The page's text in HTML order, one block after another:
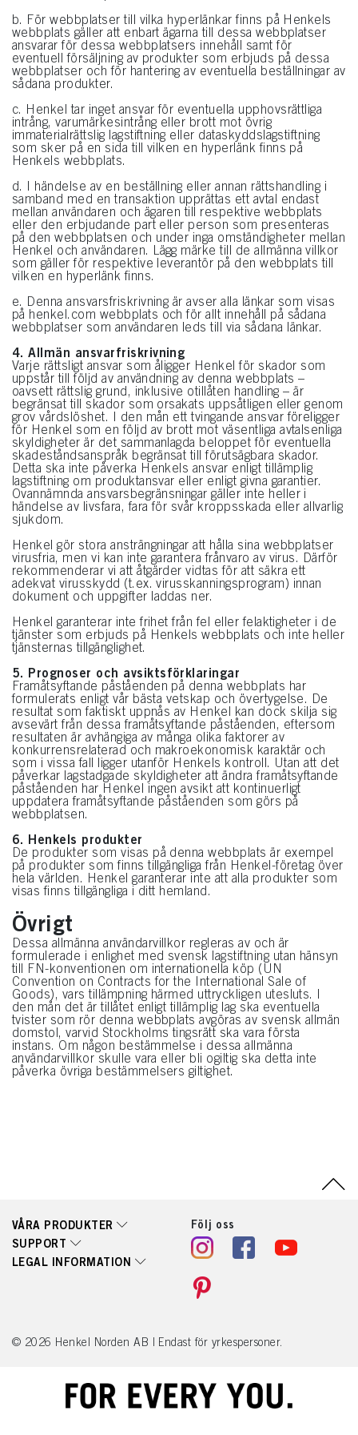
b. För webbplatser till vilka hyperlänkar finns på Henkels
webbplats gäller att enbart ägarna till dessa webbplatser
ansvarar för dessa webbplatsers innehåll samt för
eventuell försäljning av produkter som erbjuds på dessa
webbplatser och för hantering av eventuella beställningar av
sådana produkter.
c. Henkel tar inget ansvar för eventuella upphovsrättliga
intrång, varumärkesintrång eller brott mot övrig
immaterialrättslig lagstiftning eller dataskyddslagstiftning
som sker på en sida till vilken en hyperlänk finns på
Henkels webbplats.
d. I händelse av en beställning eller annan rättshandling i
samband med en transaktion upprättas ett avtal endast
mellan användaren och ägaren till respektive webbplats
eller den erbjudande part eller person som presenteras
på den webbplatsen och under inga omständigheter mellan
Henkel och användaren. Lägg märke till de allmänna villkor
som gäller för respektive leverantör på den webbplats till
vilken en hyperlänk finns.
e. Denna ansvarsfriskrivning är avser alla länkar som visas
på henkel.com webbplats och för allt innehåll på sådana
webbplatser som användaren leds till via sådana länkar.
4. Allmän ansvarfriskrivning
Varje rättsligt ansvar som åligger Henkel för skador som
uppstår till följd av användning av denna webbplats –
oavsett rättslig grund, inklusive otillåten handling – är
begränsat till skador som orsakats uppsåtligen eller genom
grov vårdslöshet. I den mån ett tvingande ansvar föreligger
för Henkel som en följd av brott mot väsentliga avtalsenliga
skyldigheter är det sammanlagda beloppet för eventuella
skadeståndsanspråk begränsat till förutsägbara skador.
Detta ska inte påverka Henkels ansvar enligt tillämplig
lagstiftning om produktansvar eller enligt givna garantier.
Ovannämnda ansvarsbegränsningar gäller inte heller i
händelse av livsfara, fara för svår kroppsskada eller allvarlig
sjukdom.
Henkel gör stora ansträngningar att hålla sina webbplatser
virusfria, men vi kan inte garantera frånvaro av virus. Därför
rekommenderar vi att åtgärder vidtas för att säkra ett
adekvat virusskydd (t.ex. virusskanningsprogram) innan
dokument och uppgifter laddas ner.
Henkel garanterar inte frihet från fel eller felaktigheter i de
tjänster som erbjuds på Henkels webbplats och inte heller
tjänsternas tillgänglighet.
5. Prognoser och avsiktsförklaringar
Framåtsyftande påståenden på denna webbplats har
formulerats enligt vår bästa vetskap och övertygelse. De
resultat som faktiskt uppnås av Henkel kan dock skilja sig
avsevärt från dessa framåtsyftande påståenden, eftersom
resultaten är avhängiga av många olika faktorer av
konkurrensrelaterad och makroekonomisk karaktär och
som i vissa fall ligger utanför Henkels kontroll. Utan att det
påverkar lagstadgade skyldigheter att ändra framåtsyftande
påståenden har Henkel ingen avsikt att kontinuerligt
uppdatera framåtsyftande påståenden som görs på
webbplatsen.
6. Henkels produkter
De produkter som visas på denna webbplats är exempel
på produkter som finns tillgängliga från Henkel-företag över
hela världen. Henkel garanterar inte att alla produkter som
visas finns tillgängliga i ditt hemland.
Övrigt
Dessa allmänna användarvillkor regleras av och är
formulerade i enlighet med svensk lagstiftning utan hänsyn
till FN-konventionen om internationella köp (UN
Convention on Contracts for the International Sale of
Goods), vars tillämpning härmed uttryckligen utesluts. I
den mån det är tillåtet enligt tillämplig lag ska eventuella
tvister som rör denna webbplats avgöras av svensk allmän
domstol, varvid Stockholms tingsrätt ska vara första
instans. Om någon bestämmelse i dessa allmänna
användarvillkor skulle vara eller bli ogiltig ska detta inte
påverka övriga bestämmelsers giltighet.
VÅRA PRODUKTER
SUPPORT
LEGAL INFORMATION
Följ oss
© 2026 Henkel Norden AB | Endast för yrkespersoner.
samtycke med framtida verkan genom att inaktivera cookies på vår webbplats
under ”Cookies” i ”Cookieinställningar”. För mer information om de cookies
som används på denna webbplats, särskilt lagringstiden, se den detaljerade
informationen om varje cookie som finns tillgänglig genom att klicka på
”Ändra” nedan.
Om du klickar på ”Ändra” kan du hitta mer information om behandlingen av
dina uppgifter/användningen av cookies och tillåta dem för ett eller flera av de
syften som nämns ovan. Genom att klicka på ”Godkänn alla” godkänner du
användningen av cookies samt behandlingen av dina personuppgifter för alla
ovan angivna ändamål. Om du klickar på ”Avvisa” används endast cookies